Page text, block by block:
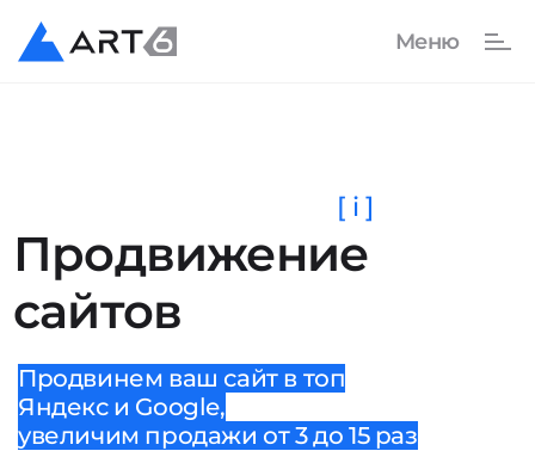
Продвижение
сайтов
[ i ]
Продвинем ваш сайт в топ
Яндекс и Google,
увеличим продажи от 3 до 15 раз